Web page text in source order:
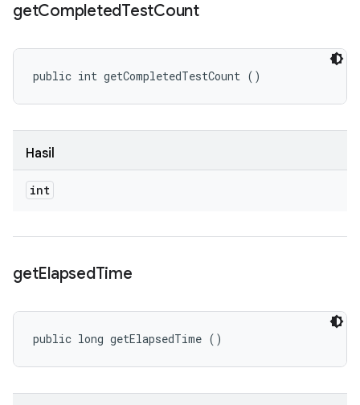
getCompletedTestCount
public int getCompletedTestCount ()
Hasil
int
getElapsedTime
public long getElapsedTime ()